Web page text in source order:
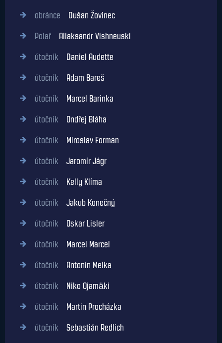
obránce Dušan Žovinec
Polař Aliaksandr Vishneuski
útočník Daniel Audette
útočník Adam Bareš
útočník Marcel Barinka
útočník Ondřej Bláha
útočník Miroslav Forman
útočník Jaromír Jágr
útočník Kelly Klíma
útočník Jakub Konečný
útočník Oskar Lisler
útočník Marcel Marcel
útočník Antonín Melka
útočník Niko Ojamäki
útočník Martin Procházka
útočník Sebastián Redlich